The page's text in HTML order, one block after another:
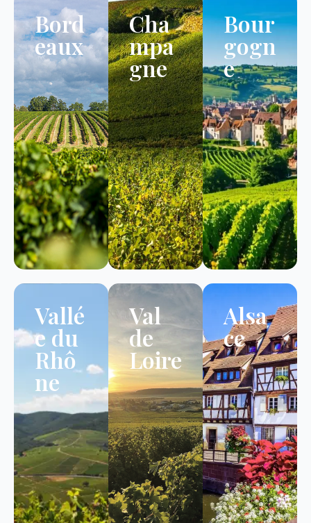
Bord
eaux
Cha
mpa
gne
Bour
gogn
e
Vallé
e du
Rhô
ne
Val
de
Loire
Alsa
ce